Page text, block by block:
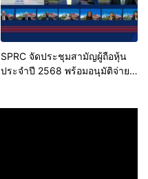
SPRC จัดประชุมสามัญผู้ถือหุ้น
ประจำปี 2568 พร้อมอนุมัติจ่าย